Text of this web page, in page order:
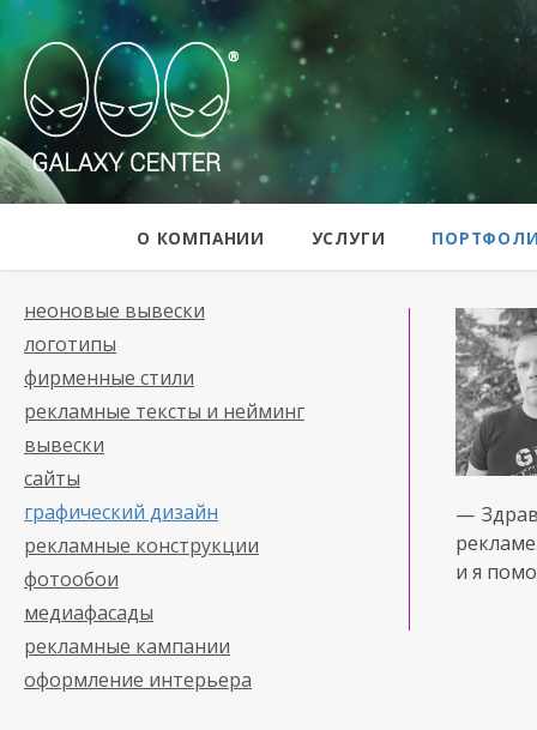
Galaxy Center
О КОМПАНИИ УСЛУГИ
неоновые вывески
логотипы
фирменные стили
рекламные тексты и нейминг
вывески
сайты
графический дизайн
рекламные конструкции
фотообои
медиафасады
рекламные кампании
оформление интерьера
—
и я